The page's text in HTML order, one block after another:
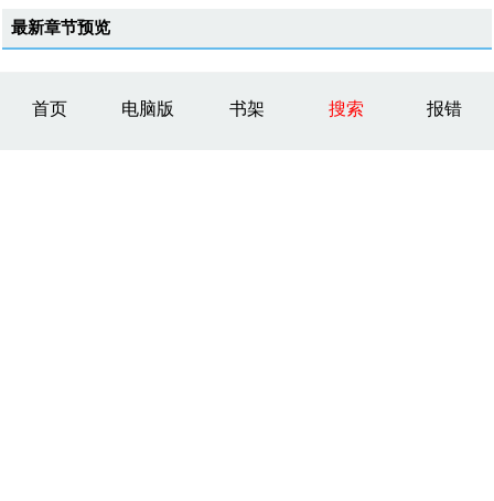
最新章节预览
首页 电脑版 书架 搜索 报错